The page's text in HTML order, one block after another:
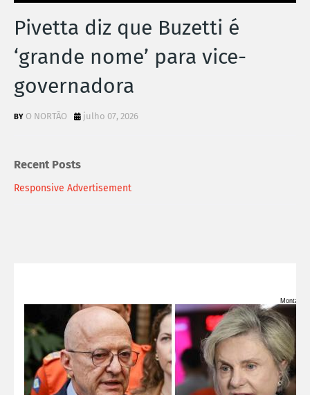
Pivetta diz que Buzetti é
‘grande nome’ para vice-
governadora
O NORTÃO julho 07, 2026
Recent Posts
Responsive Advertisement